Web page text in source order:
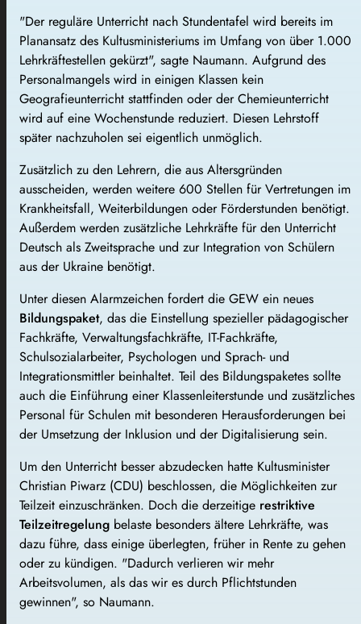
"Der reguläre Unterricht nach Stundentafel wird bereits im
Planansatz des Kultusministeriums im Umfang von über 1.000
Lehrkräftestellen gekürzt", sagte Naumann. Aufgrund des
Personalmangels wird in einigen Klassen kein
Geografieunterricht stattfinden oder der Chemieunterricht
wird auf eine Wochenstunde reduziert. Diesen Lehrstoff
später nachzuholen sei eigentlich unmöglich.
Zusätzlich zu den Lehrern, die aus Altersgründen
ausscheiden, werden weitere 600 Stellen für Vertretungen im
Krankheitsfall, Weiterbildungen oder Förderstunden benötigt.
Außerdem werden zusätzliche Lehrkräfte für den Unterricht
Deutsch als Zweitsprache und zur Integration von Schülern
aus der Ukraine benötigt.
Unter diesen Alarmzeichen fordert die GEW ein neues
Bildungspaket, das die Einstellung spezieller pädagogischer
Fachkräfte, Verwaltungsfachkräfte, IT-Fachkräfte,
Schulsozialarbeiter, Psychologen und Sprach- und
Integrationsmittler beinhaltet. Teil des Bildungspaketes sollte
auch die Einführung einer Klassenleiterstunde und zusätzliches
Personal für Schulen mit besonderen Herausforderungen bei
der Umsetzung der Inklusion und der Digitalisierung sein.
Um den Unterricht besser abzudecken hatte Kultusminister
Christian Piwarz (CDU) beschlossen, die Möglichkeiten zur
Teilzeit einzuschränken. Doch die derzeitige restriktive
Teilzeitregelung belaste besonders ältere Lehrkräfte, was
dazu führe, dass einige überlegten, früher in Rente zu gehen
oder zu kündigen. "Dadurch verlieren wir mehr
Arbeitsvolumen, als das wir es durch Pflichtstunden
gewinnen", so Naumann.